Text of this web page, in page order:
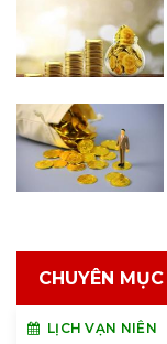
CHUYÊN
LỊCH VẠN NIÊN